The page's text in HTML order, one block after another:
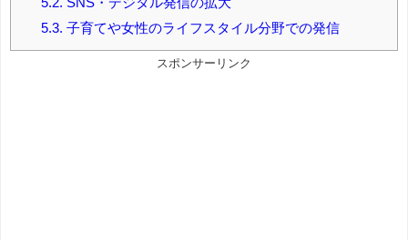
5.3. 子育てや女性のライフスタイル分野での発信
スポンサーリンク